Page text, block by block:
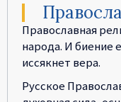
Православная
народа. И биение
иссякнет вера.
Русское